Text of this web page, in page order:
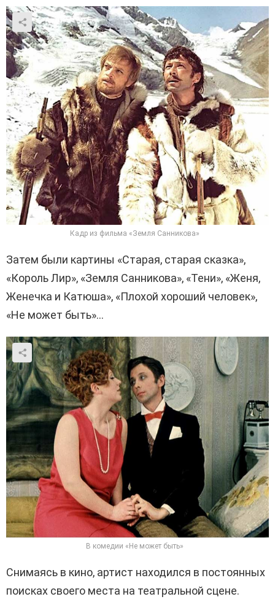
Кадр из фильма «Земля Санникова»
Затем были картины «Старая, старая сказка»,
«Король Лир», «Земля Санникова», «Тени», «Женя,
Женечка и Катюша», «Плохой хороший человек»,
«Не может быть»…
В комедии «Не может быть»
Снимаясь в кино, артист находился в постоянных
поисках своего места на театральной сцене.